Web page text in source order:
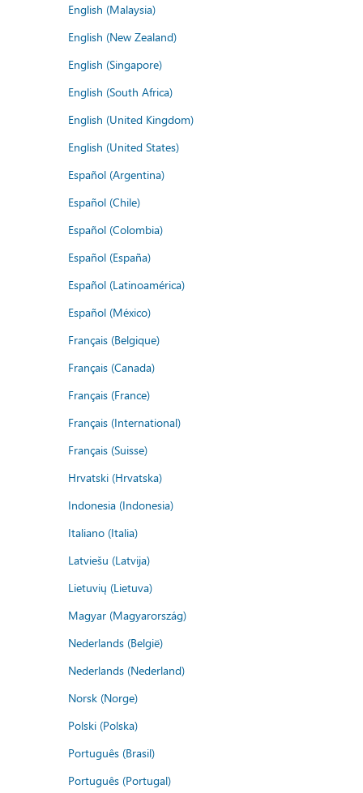
English (Malaysia)
English (New Zealand)
English (Singapore)
English (South Africa)
English (United Kingdom)
English (United States)
Español (Argentina)
Español (Chile)
Español (Colombia)
Español (España)
Español (Latinoamérica)
Español (México)
Français (Belgique)
Français (Canada)
Français (France)
Français (International)
Français (Suisse)
Hrvatski (Hrvatska)
Indonesia (Indonesia)
Italiano (Italia)
Latviešu (Latvija)
Lietuvių (Lietuva)
Magyar (Magyarország)
Nederlands (België)
Nederlands (Nederland)
Norsk (Norge)
Polski (Polska)
Português (Brasil)
Português (Portugal)